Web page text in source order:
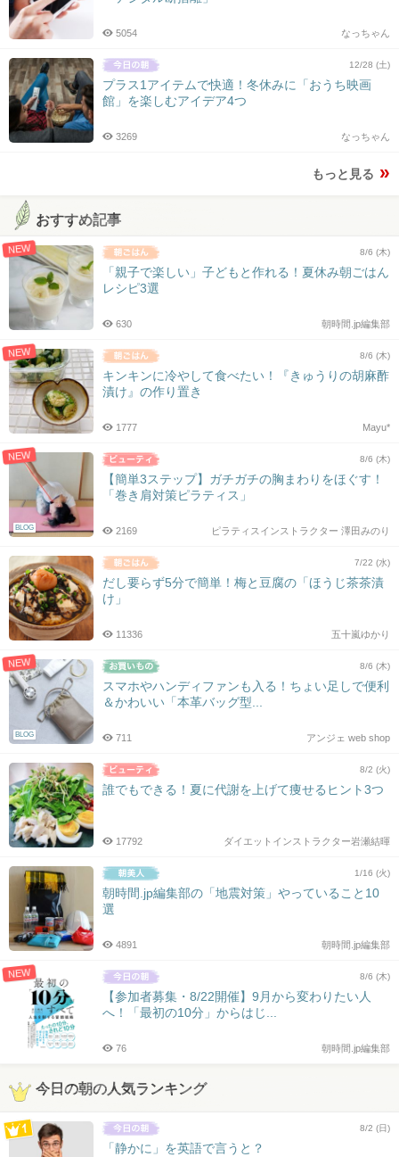
なっちゃん
5054
12/28 (土)
プラス1アイテムで快適！冬休みに「おうち映画
館」を楽しむアイデア4つ
なっちゃん
3269
もっと見る
おすすめ記事
NEW 8/6 (木)
「親子で楽しい」子どもと作れる！夏休み朝ごはん
レシピ3選
朝時間.jp編集部
630
NEW 8/6 (木)
キンキンに冷やして食べたい！『きゅうりの胡麻酢
漬け』の作り置き
Mayu*
1777
NEW
BLOG
8/6 (木)
【簡単3ステップ】ガチガチの胸まわりをほぐす！
「巻き肩対策ピラティス」
ピラティスインストラクター 澤田みのり
2169
7/22 (水)
だし要らず5分で簡単！梅と豆腐の「ほうじ茶茶漬
け」
五十嵐ゆかり
11336
NEW
BLOG
8/6 (木)
スマホやハンディファンも入る！ちょい足しで便利
＆かわいい「本革バッグ型...
アンジェ web shop
711
8/2 (火)
誰でもできる！夏に代謝を上げて痩せるヒント3つ
ダイエットインストラクター岩瀬結暉
17792
1/16 (火)
朝時間.jp編集部の「地震対策」やっていること10
選
朝時間.jp編集部
4891
NEW 8/6 (木)
【参加者募集・8/22開催】9月から変わりたい人
へ！「最初の10分」からはじ...
朝時間.jp編集部
76
今日の朝の人気ランキング
8/2 (日)
「静かに」を英語で言うと？